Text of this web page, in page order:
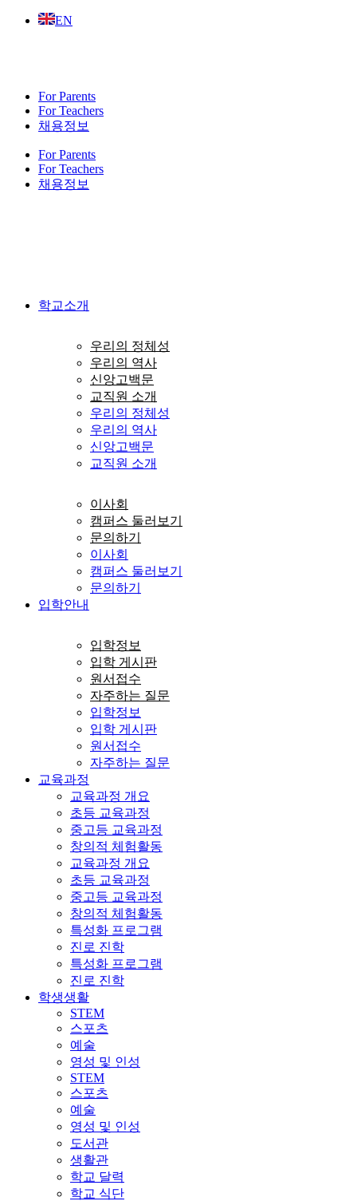
Skip
EN
For Parents
For Teachers
채용정보
For Parents
For Teachers
채용정보
학교소개
우리의 정체성
우리의 역사
신앙고백문
교직원 소개
우리의 정체성
우리의 역사
신앙고백문
교직원 소개
이사회
캠퍼스 둘러보기
문의하기
이사회
캠퍼스 둘러보기
문의하기
입학안내
입학정보
입학 게시판
원서접수
자주하는 질문
입학정보
입학 게시판
원서접수
자주하는 질문
교육과정
교육과정 개요
초등 교육과정
중고등 교육과정
창의적 체험활동
교육과정 개요
초등 교육과정
중고등 교육과정
창의적 체험활동
특성화 프로그램
진로 진학
특성화 프로그램
진로 진학
학생생활
STEM
스포츠
예술
영성 및 인성
STEM
스포츠
예술
영성 및 인성
도서관
생활관
학교 달력
학교 식단